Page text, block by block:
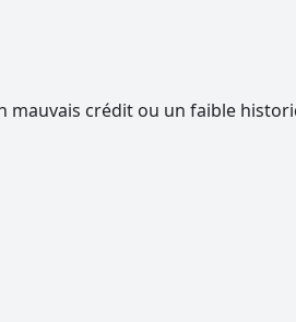
mauvais crédit ou un faible